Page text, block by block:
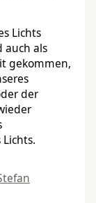
Lichts
auch als
gekommen,
der